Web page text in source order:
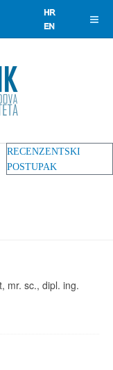
RECENZENTSKI
POSTUPAK
mr. sc., dipl. ing.